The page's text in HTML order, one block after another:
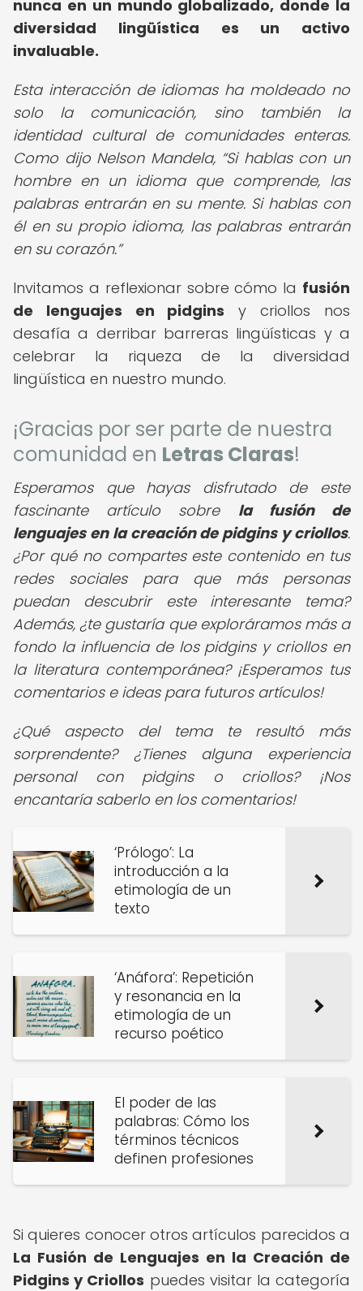
nunca en un mundo globalizado, donde la
diversidad lingüística es un activo
invaluable.
Esta interacción de idiomas ha moldeado no
solo la comunicación, sino también la
identidad cultural de comunidades enteras.
Como dijo Nelson Mandela, Si hablas con un
hombre en un idioma que comprende, las
palabras entrarán en su mente. Si hablas con
él en su propio idioma, las palabras entrarán
en su corazón.
Invitamos a reflexionar sobre cómo la fusión
de lenguajes en pidgins y criollos nos
desafía a derribar barreras lingüísticas y a
celebrar la riqueza de la diversidad
lingüística en nuestro mundo.
¡Gracias por ser parte de nuestra
comunidad en Letras Claras!
Esperamos que hayas disfrutado de este
fascinante artículo sobre la fusión de
lenguajes en la creación de pidgins y criollos.
¿Por qué no compartes este contenido en tus
redes sociales para que más personas
puedan descubrir este interesante tema?
Además, ¿te gustaría que exploráramos más a
fondo la influencia de los pidgins y criollos en
la literatura contemporánea? ¡Esperamos tus
comentarios e ideas para futuros artículos!
¿Qué aspecto del tema te resultó más
sorprendente? ¿Tienes alguna experiencia
personal con pidgins o criollos? ¡Nos
encantaría saberlo en los comentarios!
‘Prólogo’: La
introducción a la
etimología de un
texto
‘Anáfora’: Repetición
y resonancia en la
etimología de un
recurso poético
El poder de las
palabras: Cómo los
términos técnicos
definen profesiones
Si quieres conocer otros artículos parecidos a
La Fusión de Lenguajes en la Creación de
Pidgins y Criollos puedes visitar la categoría